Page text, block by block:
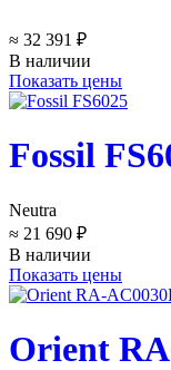
≈ 32 391 ₽
В наличии
Показать цены
Fossil
Neutra
≈ 21 690 ₽
В наличии
Показать цены
Orient